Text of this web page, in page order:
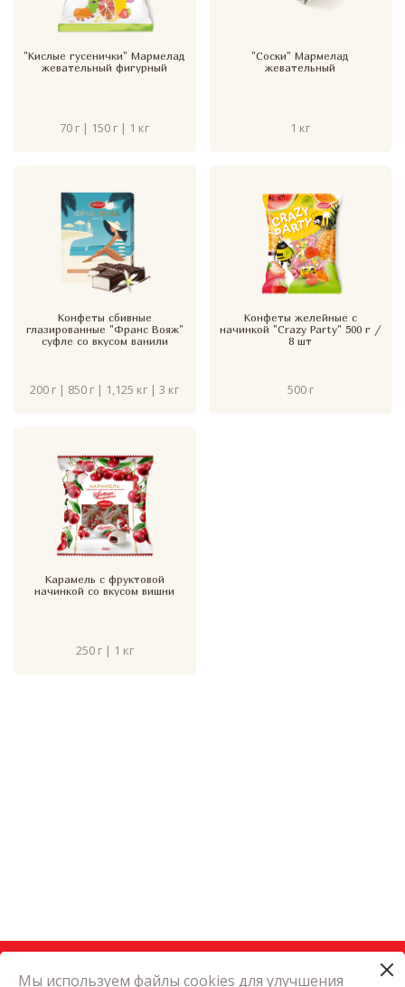
"Кислые гусенички" Мармелад
жевательный фигурный
70 г | 150 г | 1 кг
"Соски" Мармелад
жевательный
1 кг
Конфеты сбивные
глазированные "Франс Вояж"
суфле со вкусом ванили
200 г | 850 г | 1,125 кг | 3 кг
Конфеты желейные с
начинкой "Crazy Party" 500 г /
8 шт
500 г
Карамель с фруктовой
начинкой со вкусом вишни
250 г | 1 кг
Мы используем файлы cookies для улучшения